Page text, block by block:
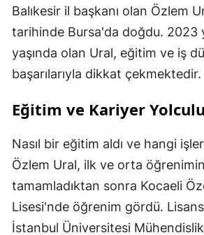
Balıkesir il başkanı olan Özlem
tarihinde Bursa'da doğdu. 2023
yaşında olan Ural, eğitim ve iş
başarılarıyla dikkat çekmektedir.
Eğitim ve Kariyer
Nasıl bir eğitim aldı ve hangi
Özlem Ural, ilk ve orta
tamamladıktan sonra Kocaeli
Lisesi'nde öğrenim gördü.
İstanbul Üniversitesi